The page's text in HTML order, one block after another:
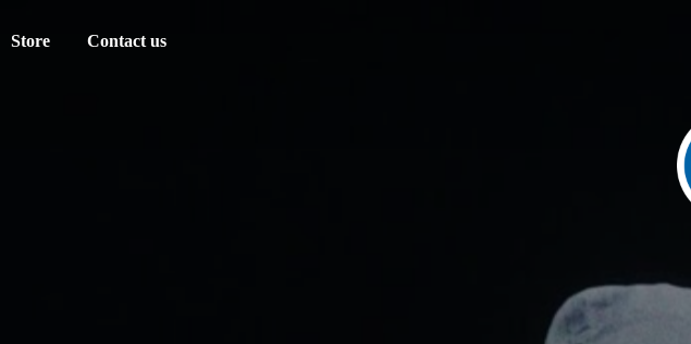
Store Contact us